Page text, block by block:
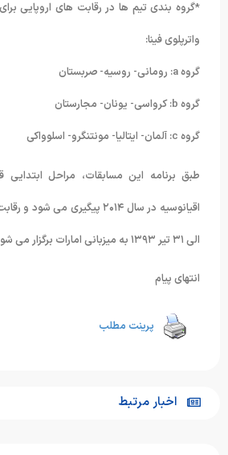
واترپلوی فینا:
گروه a: رومانی- روسیه- صربستان
گروه b: کرواسی- یونان- مجارستان
گروه c: آلمان- ایتالیا- مونتنگرو- اسلوواکی
طبق برنامه این مسابقات، مراحل ابتدایی
الی ۳۱ تیر ۱۳۹۳ به میزبانی امارات برگزار می شود.
انتهای پیام
پرینت مطلب
اخبار مرتبط